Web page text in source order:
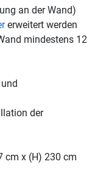
an der Wand)
erweitert werden
mindestens 12
der
cm x (H) 230 cm